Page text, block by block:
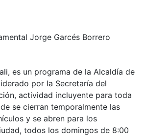
Jorge Garcés Borrero
es un programa de la Alcaldía de
por la Secretaría del
actividad incluyente para toda
se cierran temporalmente las
y se abren para los
todos los domingos de 8:00